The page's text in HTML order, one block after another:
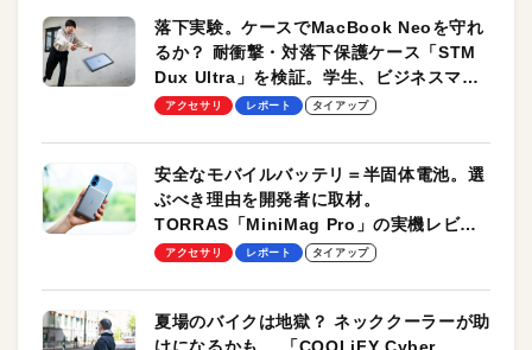
落下実験。ケースでMacBook Neoを守れ
るか？ 耐衝撃・対落下保護ケース「STM
Dux Ultra」を検証。学生、ビジネスマン
のモバイルユースに最適！
アクセサリ レポート タイアップ
安全なモバイルバッテリ＝半固体電池。選
ぶべき理由を開発者に取材。
TORRAS「MiniMag Pro」の実機レビュ
ーも
アクセサリ レポート タイアップ
夏場のバイクは地獄？ ネッククーラーが助